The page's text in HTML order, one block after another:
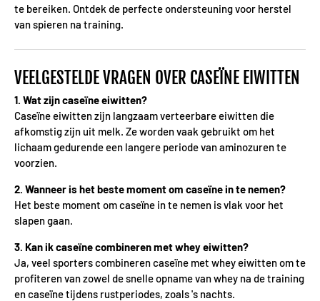
te bereiken. Ontdek de perfecte ondersteuning voor herstel
van spieren na training.
VEELGESTELDE VRAGEN OVER CASEÏNE EIWITTEN
1. Wat zijn caseïne eiwitten?
Caseïne eiwitten zijn langzaam verteerbare eiwitten die
afkomstig zijn uit melk. Ze worden vaak gebruikt om het
lichaam gedurende een langere periode van aminozuren te
voorzien.
2. Wanneer is het beste moment om caseïne in te nemen?
Het beste moment om caseïne in te nemen is vlak voor het
slapen gaan.
3. Kan ik caseïne combineren met whey eiwitten?
Ja, veel sporters combineren caseïne met whey eiwitten om te
profiteren van zowel de snelle opname van whey na de training
en caseïne tijdens rustperiodes, zoals 's nachts.